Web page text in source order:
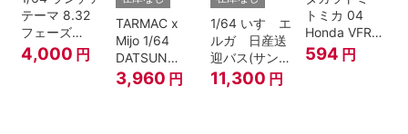
テーマ 8.32
フェーズ
I（赤）
4,000 円
TARMAC x
Mijo 1/64
DATSUN
BLUEBIRD
510 WAGON
3,960 円
1/64 いすゞエ
ルガ 日産送
迎バス(サンラ
イズカッパー
M/ 黒）
11,300 円
トミカ 04
Honda VFR
白バイ SCALE
594 円